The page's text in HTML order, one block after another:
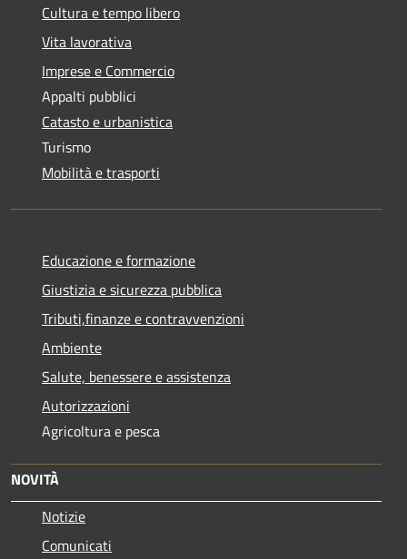
Cultura e tempo libero
Vita lavorativa
Imprese e Commercio
Appalti pubblici
Catasto e urbanistica
Turismo
Mobilità e trasporti
Educazione e formazione
Giustizia e sicurezza pubblica
Tributi,finanze e contravvenzioni
Ambiente
Salute, benessere e assistenza
Autorizzazioni
Agricoltura e pesca
NOVITÀ
Notizie
Comunicati